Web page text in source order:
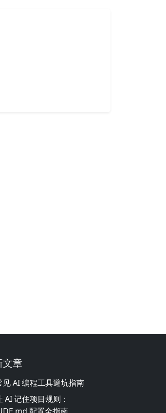
文章
见 AI 编程工具避坑指南
AI 记住项目规则：